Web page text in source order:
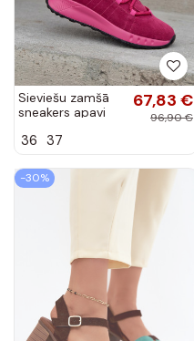
Sieviešu zamšā
sneakers apavi
krāsā
67,83 €
96,90 €
36 37
-30%